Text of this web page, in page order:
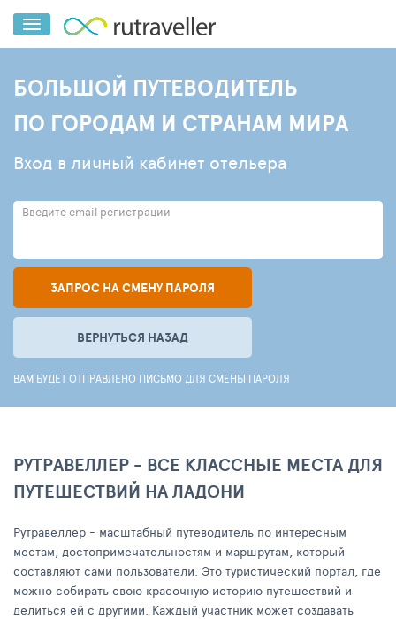
БОЛЬШОЙ ПУТЕВОДИТЕЛЬ
ПО ГОРОДАМ И СТРАНАМ МИРА
Вход в личный кабинет отельера
Введите email регистрации
ЗАПРОС НА СМЕНУ ПАРОЛЯ
ВЕРНУТЬСЯ НАЗАД
ВАМ БУДЕТ ОТПРАВЛЕНО ПИСЬМО ДЛЯ СМЕНЫ ПАРОЛЯ
РУТРАВЕЛЛЕР - ВСЕ КЛАССНЫЕ МЕСТА ДЛЯ
ПУТЕШЕСТВИЙ НА ЛАДОНИ
Рутравеллер - масштабный путеводитель по интересным
местам, достопримечательностям и маршрутам, который
составляют сами пользователи. Это туристический портал, где
можно собирать свою красочную историю путешествий и
делиться ей с другими. Каждый участник может создавать